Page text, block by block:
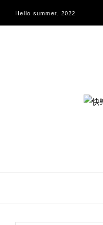
Hello summer. 2022